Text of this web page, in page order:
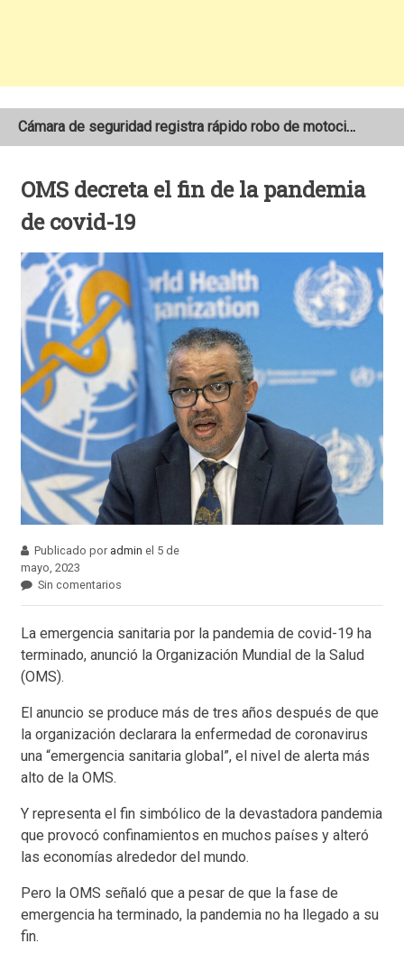
Cámara de seguridad registra rápido robo de motocicleta en el barrio Santo Domingo de Estelí
Adolescente fallece tras ser arrollado por un taxi frente a la COTRAN Norte en Estelí
OMS decreta el fin de la pandemia
de covid-19
Publicado por admin el 5 de
mayo, 2023
Sin comentarios
La emergencia sanitaria por la pandemia de covid-19 ha
terminado, anunció la Organización Mundial de la Salud
(OMS).
El anuncio se produce más de tres años después de que
la organización declarara la enfermedad de coronavirus
una “emergencia sanitaria global”, el nivel de alerta más
alto de la OMS.
Y representa el fin simbólico de la devastadora pandemia
que provocó confinamientos en muchos países y alteró
las economías alrededor del mundo.
Pero la OMS señaló que a pesar de que la fase de
emergencia ha terminado, la pandemia no ha llegado a su
fin.